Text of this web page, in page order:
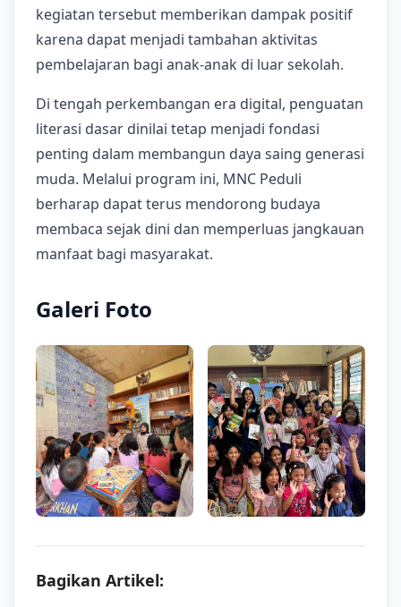
kegiatan tersebut memberikan dampak positif
karena dapat menjadi tambahan aktivitas
pembelajaran bagi anak-anak di luar sekolah.
Di tengah perkembangan era digital, penguatan
literasi dasar dinilai tetap menjadi fondasi
penting dalam membangun daya saing generasi
muda. Melalui program ini, MNC Peduli
berharap dapat terus mendorong budaya
membaca sejak dini dan memperluas jangkauan
manfaat bagi masyarakat.
Galeri Foto
Bagikan Artikel: